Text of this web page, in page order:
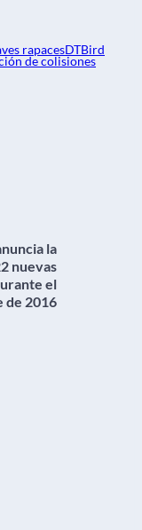
rapacesDTBird
de colisiones
la
nuevas
el
2016